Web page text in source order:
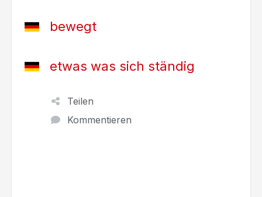
bewegt
etwas was sich ständig
Teilen
Kommentieren